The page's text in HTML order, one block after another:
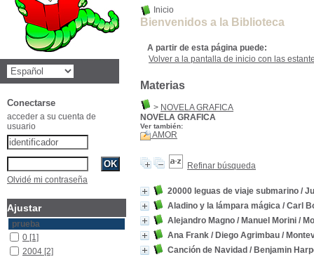
Inicio
Bienvenidos a la Biblioteca
A partir de esta página puede:
Volver a la pantalla de inicio con las
Materias
> NOVELA GRAFICA
NOVELA GRAFICA
Ver también:
AMOR
Refinar búsqueda
20000 leguas de viaje submarino /
Aladino y la lámpara mágica / Carl
Alejandro Magno / Manuel Morini /
Ana Frank / Diego Agrimbau /
Canción de Navidad / Benjamin
Conectarse
acceder a su cuenta de
usuario
Olvidé mi contraseña
Ajustar
prueba
0 [1]
2004 [2]